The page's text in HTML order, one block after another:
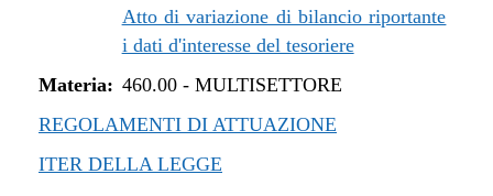
Atto di variazione di bilancio riportante
i dati d'interesse del tesoriere
Materia: 460.00- MULTISETTORE
REGOLAMENTI DI ATTUAZIONE
ITER DELLA LEGGE